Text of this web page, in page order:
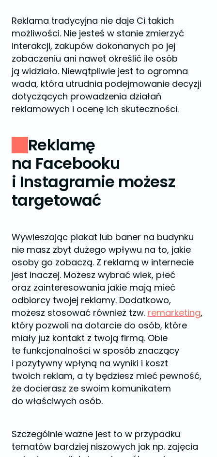
Reklama tradycyjna nie daje Ci takich
możliwości. Nie jesteś w stanie zmierzyć
interakcji, zakupów dokonanych po jej
zobaczeniu ani nawet określić ile osób
ją widziało. Niewątpliwie jest to ogromna
wada, która utrudnia podejmowanie decyzji
dotyczących prowadzenia działań
reklamowych i ocenę ich skuteczności.
Reklamę
na Facebooku
i Instagramie możesz
targetować
Wywieszając plakat lub baner na budynku
nie masz zbyt dużego wpływu na to, jakie
osoby go zobaczą. Z reklamą w internecie
jest inaczej. Możesz wybrać wiek, płeć
oraz zainteresowania jakie mają mieć
odbiorcy twojej reklamy. Dodatkowo,
możesz stosować również tzw. remarketing,
który pozwoli na dotarcie do osób, które
miały już kontakt z twoją firmą. Obie
te funkcjonalności w sposób znaczący
i pozytywny wpłyną na wyniki i koszt
twoich reklam, a ty będziesz mieć pewność,
że docierasz ze swoim komunikatem
do właściwych osób.
Szczególnie ważne jest to w przypadku
tematów bardziej niszowych jak np. zajęcia